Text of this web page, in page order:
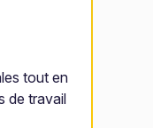
tout en
de travail